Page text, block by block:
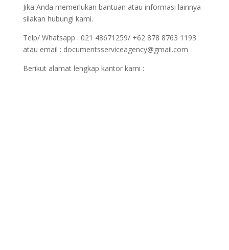
Jika Anda memerlukan bantuan atau informasi lainnya
silakan hubungi kami.
Telp/ Whatsapp : 021 48671259/ +62 878 8763 1193
atau email : documentsserviceagency@gmail.com
Berikut alamat lengkap kantor kami :